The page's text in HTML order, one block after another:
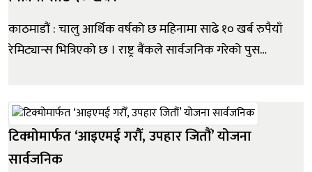
काठमाडौं : चालु आर्थिक वर्षको छ महिनामा साढे १० खर्ब रुपैयाँ
रेमिट्यान्स भित्रिएको छ । राष्ट्र बैंकले सार्वजनिक गरेको पुस
आप्रवाह ३९.१ प्रतिशतले वृद्धि भई १० खर्ब ६२ अर्ब ९३ करो...
टिक्मोमार्फत ‘आइएमई गरौँ, उपहार जितौं’ योजना
सार्वजनिक